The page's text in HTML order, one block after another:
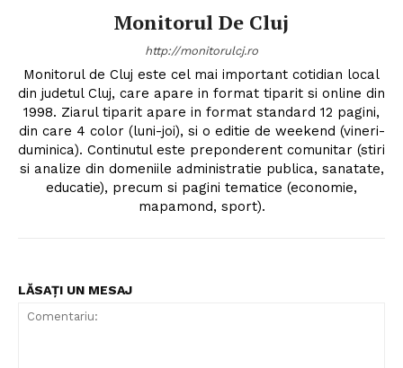
Monitorul De Cluj
http://monitorulcj.ro
Monitorul de Cluj este cel mai important cotidian local
din judetul Cluj, care apare in format tiparit si online din
1998. Ziarul tiparit apare in format standard 12 pagini,
din care 4 color (luni-joi), si o editie de weekend (vineri-
duminica). Continutul este preponderent comunitar (stiri
si analize din domeniile administratie publica, sanatate,
educatie), precum si pagini tematice (economie,
mapamond, sport).
LĂSAȚI UN MESAJ